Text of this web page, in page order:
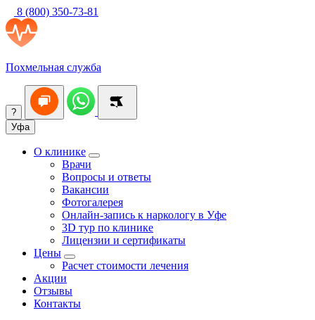
8 (800) 350-73-81
Похмельная служба
?
Уфа
О клинике
Врачи
Вопросы и ответы
Вакансии
Фотогалерея
Онлайн-запись к наркологу в Уфе
3D тур по клинике
Лицензии и сертификаты
Цены
Расчет стоимости лечения
Акции
Отзывы
Контакты